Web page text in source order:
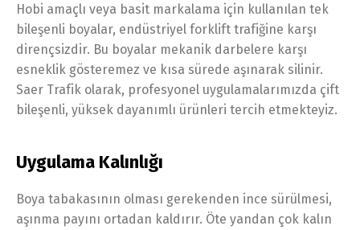
Hobi amaçlı veya basit markalama için kullanılan tek
bileşenli boyalar, endüstriyel forklift trafiğine karşı
dirençsizdir. Bu boyalar mekanik darbelere karşı
esneklik gösteremez ve kısa sürede aşınarak silinir.
Saer Trafik olarak, profesyonel uygulamalarımızda çift
bileşenli, yüksek dayanımlı ürünleri tercih etmekteyiz.
Uygulama Kalınlığı
Boya tabakasının olması gerekenden ince sürülmesi,
aşınma payını ortadan kaldırır. Öte yandan çok kalın